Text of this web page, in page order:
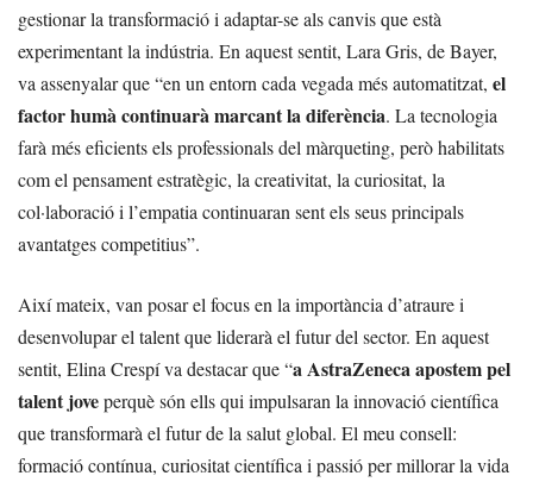
gestionar la transformació i adaptar-se als canvis que està
experimentant la indústria. En aquest sentit, Lara Gris, de Bayer,
va assenyalar que “en un entorn cada vegada més automatitzat, el
factor humà continuarà marcant la diferència. La tecnologia
farà més eficients els professionals del màrqueting, però habilitats
com el pensament estratègic, la creativitat, la curiositat, la
col·laboració i l’empatia continuaran sent els seus principals
avantatges competitius”.
Així mateix, van posar el focus en la importància d’atraure i
desenvolupar el talent que liderarà el futur del sector. En aquest
sentit, Elina Crespí va destacar que “a AstraZeneca apostem pel
talent joveperquè són ells qui impulsaran la innovació científica
que transformarà el futur de la salut global. El meu consell:
formació contínua, curiositat científica i passió per millorar la vida